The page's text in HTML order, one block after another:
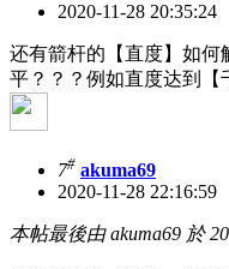
2020-11-28 20:35:24
还有箭杆的【直度】如何
平？？？例如直度达到【
7# akuma69
2020-11-28 22:16:59
本帖最後由 akuma69 於